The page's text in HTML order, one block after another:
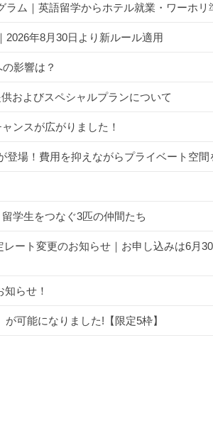
ム｜英語留学からホテル就業・ワーホリ
2026年8月30日より新ルール適用
影響は？
およびスペシャルプランについて
ンスが広がりました！
登場！費用を抑えながらプライベート空
学生をつなぐ3匹の仲間たち
レート変更のお知らせ｜お申し込みは6月
らせ！
可能になりました!【限定5枠】